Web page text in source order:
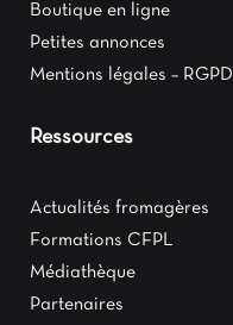
Boutique en ligne
Petites annonces
Mentions légales – RGPD
Ressources
Actualités fromagères
Formations CFPL
Médiathèque
Partenaires